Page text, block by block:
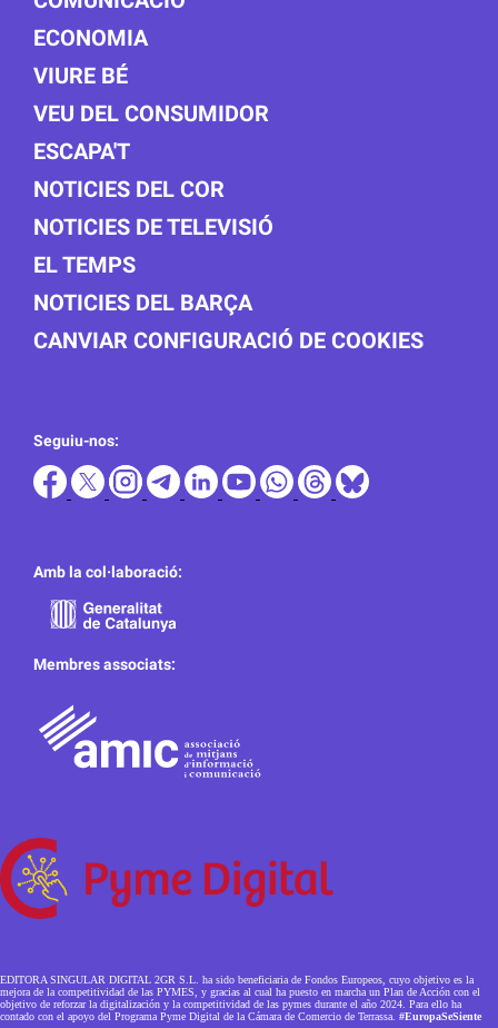
ECONOMIA
VIURE BÉ
VEU DEL CONSUMIDOR
ESCAPA'T
NOTICIES DEL COR
NOTICIES DE TELEVISIÓ
EL TEMPS
NOTICIES DEL BARÇA
CANVIAR CONFIGURACIÓ DE COOKIES
Seguiu-nos:
Amb la col·laboració:
Membres associats:
EDITORA SINGULAR DIGITAL 2GR S.L. ha sido beneficiaria de Fondos Europeos, cuyo objetivo es la
mejora de la competitividad de las PYMES, y gracias al cual ha puesto en marcha un Plan de Acción con el
objetivo de reforzar la digitalización y la competitividad de las pymes durante el año 2024. Para ello ha
contado con el apoyo del Programa Pyme Digital de la Cámara de Comercio de Terrassa. #EuropaSeSiente